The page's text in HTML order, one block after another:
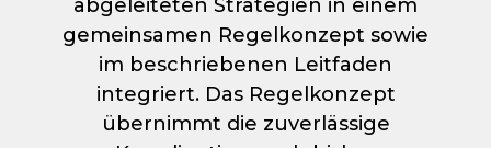
abgeleiteten Strategien in einem
gemeinsamen Regelkonzept sowie
im beschriebenen Leitfaden
integriert. Das Regelkonzept
übernimmt die zuverlässige